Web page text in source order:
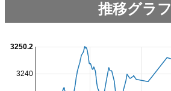
推移グラフ
3240
3250.2